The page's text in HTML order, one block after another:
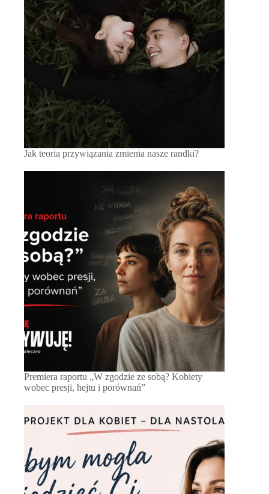
Jak teoria przywiązania zmienia nasze randki?
Premiera raportu „W zgodzie ze sobą? Kobiety
wobec presji, hejtu i porównań”